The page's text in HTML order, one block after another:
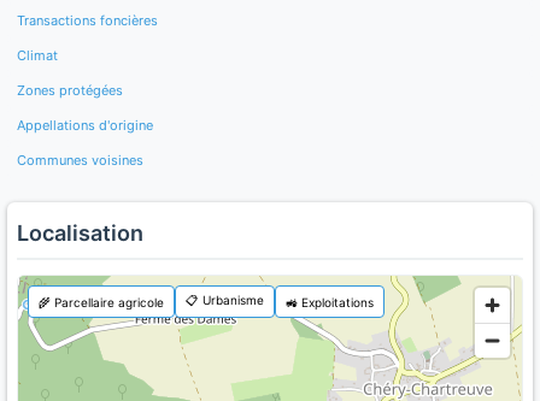
Transactions foncières
Climat
Zones protégées
Appellations d'origine
Communes voisines
Localisation
🌾 Parcellaire agricole 📋 Urbanisme 🚜 Exploitations